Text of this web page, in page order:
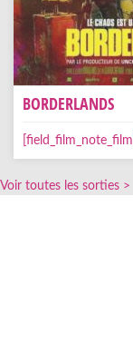
BORDERLANDS
[field_film_note_film]
Voir toutes les sorties >